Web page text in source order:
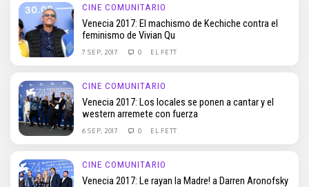
CINE COMUNITARIO
Venecia 2017: El machismo de Kechiche contra el
feminismo de Vivian Qu
7 SEP, 2017 0 EL FETT
CINE COMUNITARIO
Venecia 2017: Los locales se ponen a cantar y el
western arremete con fuerza
6 SEP, 2017 0 EL FETT
CINE COMUNITARIO
Venecia 2017: Le rayan la Madre! a Darren Aronofsky